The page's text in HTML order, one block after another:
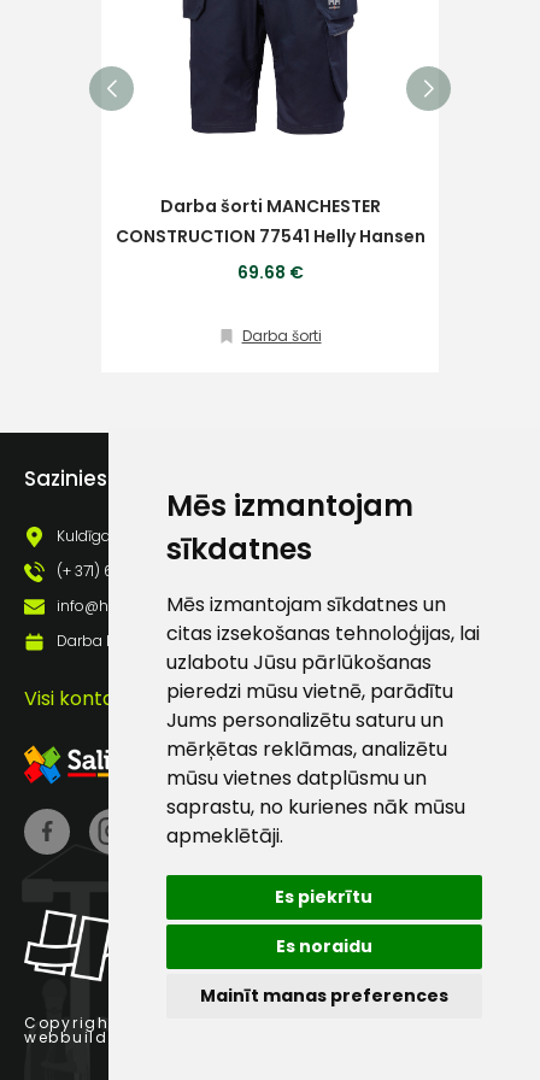
Mēs izmantojam
sīkdatnes
Mēs izmantojam sīkdatnes un
citas izsekošanas tehnoloģijas, lai
uzlabotu Jūsu pārlūkošanas
pieredzi mūsu vietnē, parādītu
Jums personalizētu saturu un
mērķētas reklāmas, analizētu
mūsu vietnes datplūsmu un
saprastu, no kurienes nāk mūsu
apmeklētāji.
Es piekrītu
Es noraidu
Mainīt manas preferences
Darba šorti MANCHESTER
CONSTRUCTION 77541 Helly Hansen
69.68 €
Darba šorti
Copyright © 2025 Hards SIA.
webbuilding.lv
Sazinies ar mums
Kuldīgas iela 69a, Saldus, Saldus nov., LV - 3801
(+ 371) 63 881 186
info@hards.lv
Darba laiks: Darbadienās: 8:00 - 17:00
Visi kontakti
Piekrītu saņemt
Sūtīt ziņojumu
atbalsts
Darbdienās:
(+371) 63 881
186
info@hards.lv